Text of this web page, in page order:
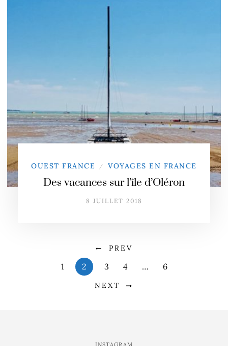
OUEST FRANCE / VOYAGES EN FRANCE
Des vacances sur l’île d’Oléron
8 JUILLET 2018
PREV
1 2 3 4 … 6
NEXT
INSTAGRAM